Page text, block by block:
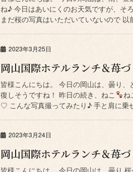
ね♪ 今日はあいにくのお天気ですが、そ
まだ桜の写真はいただいていないので
2023年3月25日
岡山国際ホテルランチ＆苺
皆様こんにちは。 今日の岡山は、曇り
復しそうですね！ 昨日の続き、ねこ
ね
♡ こんな写真撮ってみたり♪ 手と肩に
2023年3月24日
岡山国際ホテルランチ＆苺
皆様こんにちは。 今日の岡山は、曇り